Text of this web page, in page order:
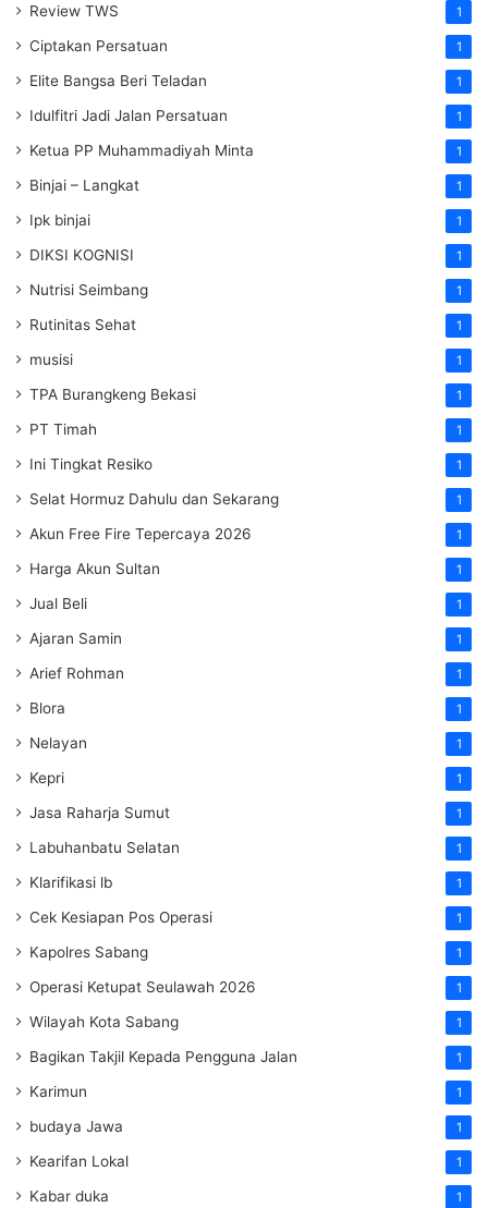
Review TWS 1
Ciptakan Persatuan 1
Elite Bangsa Beri Teladan 1
Idulfitri Jadi Jalan Persatuan 1
Ketua PP Muhammadiyah Minta 1
Binjai – Langkat 1
Ipk binjai 1
DIKSI KOGNISI 1
Nutrisi Seimbang 1
Rutinitas Sehat 1
musisi 1
TPA Burangkeng Bekasi 1
PT Timah 1
Ini Tingkat Resiko 1
Selat Hormuz Dahulu dan Sekarang 1
Akun Free Fire Tepercaya 2026 1
Harga Akun Sultan 1
Jual Beli 1
Ajaran Samin 1
Arief Rohman 1
Blora 1
Nelayan 1
Kepri 1
Jasa Raharja Sumut 1
Labuhanbatu Selatan 1
Klarifikasi lb 1
Cek Kesiapan Pos Operasi 1
Kapolres Sabang 1
Operasi Ketupat Seulawah 2026 1
Wilayah Kota Sabang 1
Bagikan Takjil Kepada Pengguna Jalan 1
Karimun 1
budaya Jawa 1
Kearifan Lokal 1
Kabar duka 1